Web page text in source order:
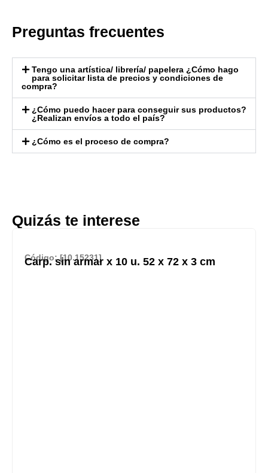
Preguntas frecuentes
Tengo una artística/ librería/ papelera ¿Cómo hago
para solicitar lista de precios y condiciones de
compra?
¿Cómo puedo hacer para conseguir sus productos?
¿Realizan envíos a todo el país?
¿Cómo es el proceso de compra?
Quizás te interese
Código: [10.15231]
Carp. sin armar x 10 u. 52 x 72 x 3 cm